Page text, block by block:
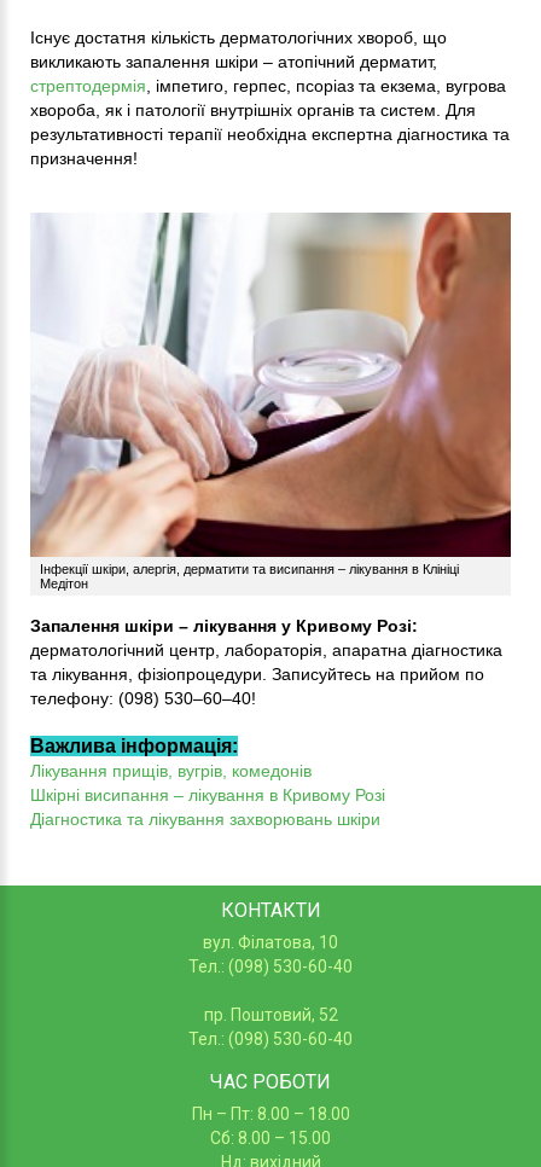
Існує достатня кількість дерматологічних хвороб, що
викликають запалення шкіри – атопічний дерматит,
стрептодермія , імпетиго, герпес, псоріаз та екзема, вугрова
хвороба, як і патології внутрішніх органів та систем. Для
результативності терапії необхідна експертна діагностика та
призначення!
Інфекції шкіри, алергія, дерматити та висипання – лікування в Клініці
Медітон
Запалення шкіри – лікування у Кривому Розі:
дерматологічний центр, лабораторія, апаратна діагностика
та лікування, фізіопроцедури. Записуйтесь на прийом по
телефону: (098) 530–60–40!
Важлива інформація:
Лікування прищів, вугрів, комедонів
Шкірні висипання – лікування в Кривому Розі
Діагностика та лікування захворювань шкіри
КОНТАКТИ
вул. Філатова, 10
Тел.: (098) 530-60-40
пр. Поштовий, 52
Тел.: (098) 530-60-40
ЧАС РОБОТИ
Пн – Пт: 8.00 – 18.00
Сб: 8.00 – 15.00
Нд: вихідний